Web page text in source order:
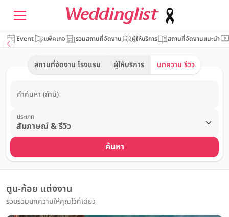
Event แพ็คเกจ รวมสถานที่จัดงาน ผู้ให้บริการ สถานที่จัดงานแนะนำ
สถานที่จัดงาน โรงแรม ผู้ให้บริการ บทความ รีวิว
คำค้นหา (ถ้ามี)
ประเภท
ค้นหา
ตูน-ก้อย แต่งงาน
รวบรวมบทความให้คุณไว้ที่เดียว